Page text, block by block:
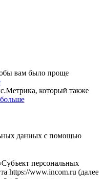
вам было проще
который также
данных с помощью
персональных
https://www.incom.ru (далее